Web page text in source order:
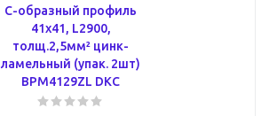
С-образный профиль
41х41, L2900,
толщ.2,5мм² цинк-
ламельный (упак. 2шт)
BPM4129ZL DKC